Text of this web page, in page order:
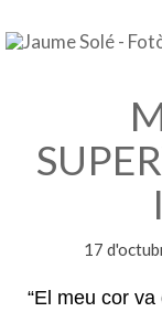
17
“El meu cor